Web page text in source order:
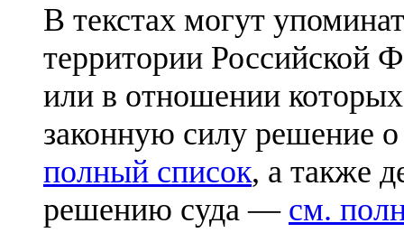
В текстах могут
территории Российской
или в отношении
законную силу решение
полный список, а также
решению суда — см.